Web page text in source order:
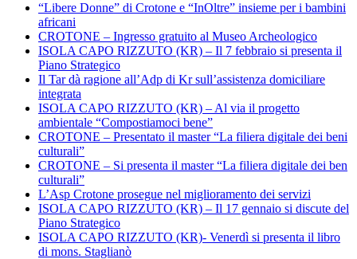
“Libere Donne” di Crotone e “InOltre” insieme per i bambini
africani
CROTONE – Ingresso gratuito al Museo Archeologico
ISOLA CAPO RIZZUTO (KR) – Il 7 febbraio si presenta il
Piano Strategico
Il Tar dà ragione all’Adp di Kr sull’assistenza domiciliare
integrata
ISOLA CAPO RIZZUTO (KR) – Al via il progetto
ambientale “Compostiamoci bene”
CROTONE – Presentato il master “La filiera digitale dei beni
culturali”
CROTONE – Si presenta il master “La filiera digitale dei ben
culturali”
L’Asp Crotone prosegue nel miglioramento dei servizi
ISOLA CAPO RIZZUTO (KR) – Il 17 gennaio si discute del
Piano Strategico
ISOLA CAPO RIZZUTO (KR)- Venerdì si presenta il libro
di mons. Staglianò